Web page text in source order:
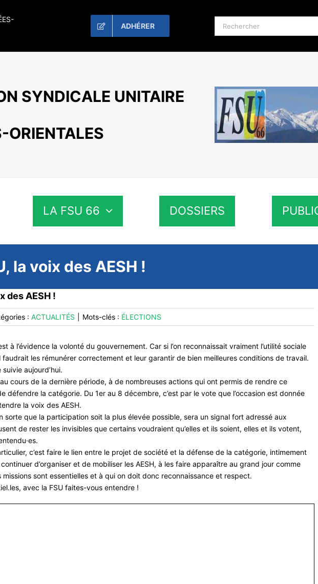
ADHÉRER Rechercher:
SYNDICALE UNITAIRE
ORIENTALES
LA FSU 66 DOSSIERS
la voix des AESH !
des AESH !
: ACTUALITÉS Mots-clés : ÉLECTIONS
à l’évidence la volonté du gouvernement. Car si l’on reconnaissait vraiment l’utilité sociale
faudrait les rémunérer correctement et leur garantir de bien meilleures conditions de travail.
aujourd’hui.
cours de la dernière période, à de nombreuses actions qui ont permis de rendre ce
défendre la catégorie. Du 1er au 8 décembre, c’est par le vote que l’occasion est donnée
la voix des AESH.
sorte que la participation soit la plus élevée possible, sera un signal fort adressé aux
de rester les invisibles que certains voudraient qu’elles et ils soient, elles et ils votent,
c’est faire le lien entre le projet de société et la défense de la catégorie, intimement
d’organiser et de mobiliser les AESH, à les faire apparaître au grand jour comme
missions sont essentielles et à qui on doit donc reconnaissance et respect.
avec la FSU faites-vous entendre !